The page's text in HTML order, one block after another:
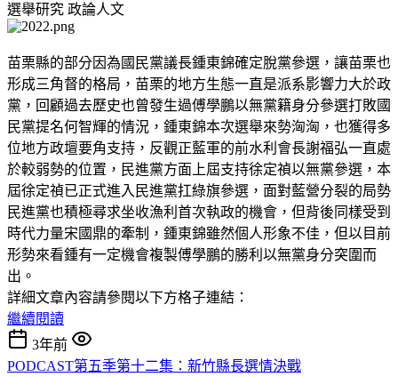
選舉研究 政論人文
苗栗縣的部分因為國民黨議長鍾東錦確定脫黨參選，讓苗栗也
形成三角督的格局，苗栗的地方生態一直是派系影響力大於政
黨，回顧過去歷史也曾發生過傅學鵬以無黨籍身分參選打敗國
民黨提名何智輝的情況，鍾東錦本次選舉來勢洶洶，也獲得多
位地方政壇要角支持，反觀正藍軍的前水利會長謝福弘一直處
於較弱勢的位置，民進黨方面上屆支持徐定禎以無黨參選，本
屆徐定禎已正式進入民進黨扛綠旗參選，面對藍營分裂的局勢
民進黨也積極尋求坐收漁利首次執政的機會，但背後同樣受到
時代力量宋國鼎的牽制，鍾東錦雖然個人形象不佳，但以目前
形勢來看鍾有一定機會複製傅學鵬的勝利以無黨身分突圍而
出。
詳細文章內容請參閱以下方格子連結：
繼續閱讀
3年前
PODCAST第五季第十二集：新竹縣長選情決戰